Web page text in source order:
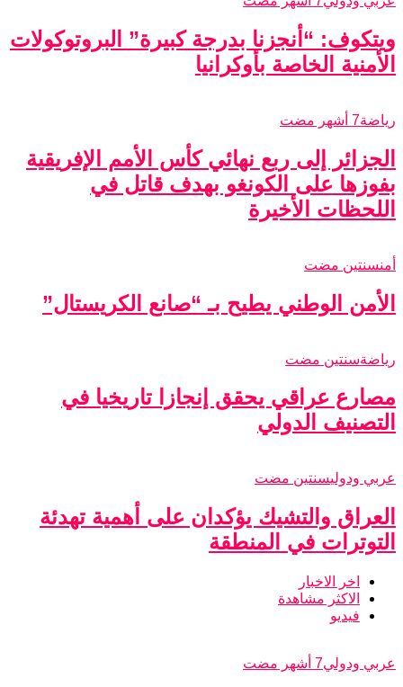
ويتكوف: “أنجزنا بدرجة كبيرة” البروتوكولات
الأمنية الخاصة بأوكرانيا
رياضة7 أشهر مضت
الجزائر إلى ربع نهائي كأس الأمم الإفريقية
بفوزها على الكونغو بهدف قاتل في
اللحظات الأخيرة
أمنسنتين مضت
الأمن الوطني يطيح بـ “صانع الكريستال”
رياضةسنتين مضت
مصارع عراقي يحقق إنجازا تاريخيا في
التصنيف الدولي
عربي ودوليسنتين مضت
العراق والتشيك يؤكدان على أهمية تهدئة
التوترات في المنطقة
اخر الاخبار
الاكثر مشاهدة
فيديو
عربي ودولي7 أشهر مضت